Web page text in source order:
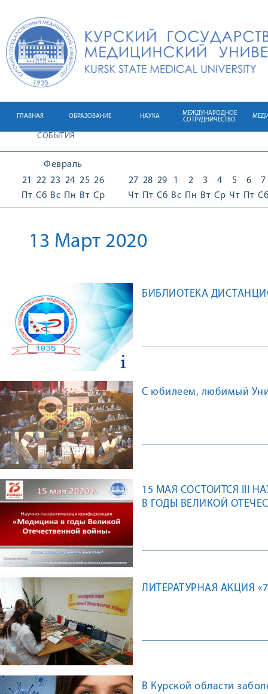
ГЛАВНАЯ ОБРАЗОВАНИЕ НАУКА
МЕЖДУНАРОДНОЕ
СОТРУДНИЧЕСТВО
СОБЫТИЯ
Февраль
21
Пт
22
Сб
23
Вс
24
Пн
25
Вт
26
Ср
27
Чт
28
Пт
29
Сб
1
Вс
2
Пн
3
Вт
4
Ср
5
Чт
6
Пт
7
Сб
13 Март 2020
БИБЛИОТЕКА
С юбилеем, любимый
15 МАЯ СОСТОИТСЯ III
В ГОДЫ ВЕЛИКОЙ
ЛИТЕРАТУРНАЯ АКЦИЯ
В Курской области